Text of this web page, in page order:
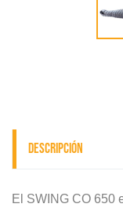
Descripción
El SWING CO 650